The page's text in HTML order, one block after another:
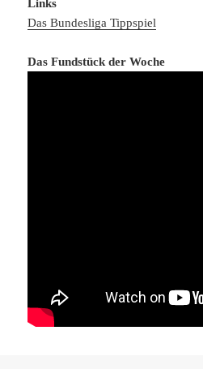
Links
Das Bundesliga Tippspiel
Das Fundstück der Woche